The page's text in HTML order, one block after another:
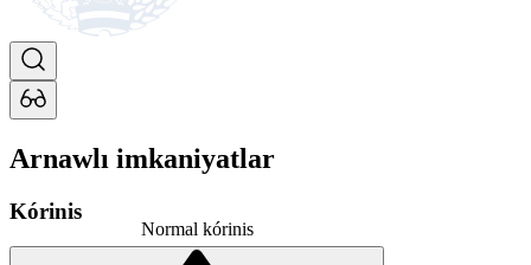
Arnawlı imkaniyatlar
Kórinis
Normal kórinis